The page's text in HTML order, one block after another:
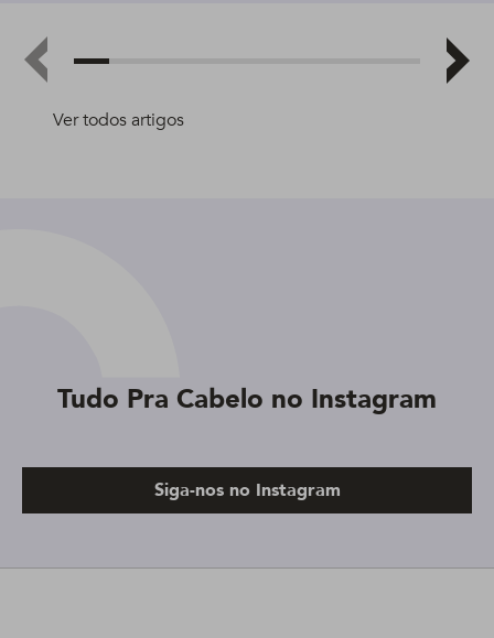
Ver todos artigos
Tudo Pra Cabelo no Instagram
Siga-nos no Instagram